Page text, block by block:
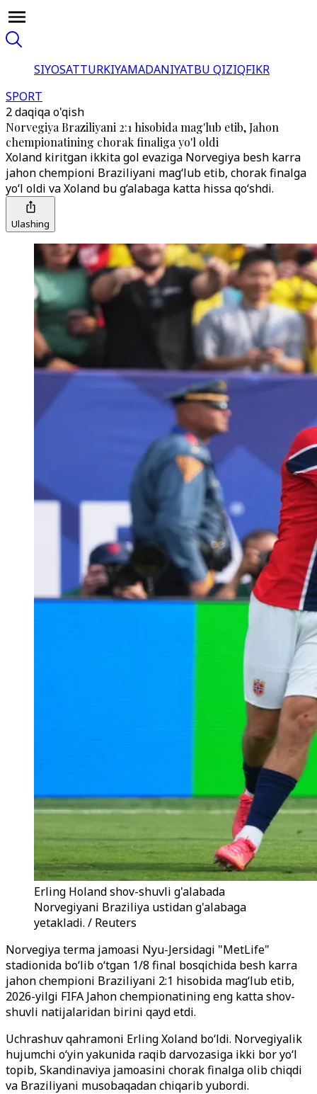
SIYOSATTURKIYAMADANIYATBU QIZIQFIKR
SPORT
2 daqiqa o'qish
Norvegiya Braziliyani 2:1 hisobida mag'lub etib, Jahon
chempionatining chorak finaliga yo'l oldi
Xoland kiritgan ikkita gol evaziga Norvegiya besh karra
jahon chempioni Braziliyani mag‘lub etib, chorak finalga
yo‘l oldi va Xoland bu g‘alabaga katta hissa qo‘shdi.
Ulashing
Erling Holand shov-shuvli g'alabada
Norvegiyani Braziliya ustidan g'alabaga
yetakladi. / Reuters
Norvegiya terma jamoasi Nyu-Jersidagi "MetLife"
stadionida bo‘lib o‘tgan 1/8 final bosqichida besh karra
jahon chempioni Braziliyani 2:1 hisobida mag‘lub etib,
2026-yilgi FIFA Jahon chempionatining eng katta shov-
shuvli natijalaridan birini qayd etdi.
Uchrashuv qahramoni Erling Xoland bo‘ldi. Norvegiyalik
hujumchi o‘yin yakunida raqib darvozasiga ikki bor yo‘l
topib, Skandinaviya jamoasini chorak finalga olib chiqdi
va Braziliyani musobaqadan chiqarib yubordi.